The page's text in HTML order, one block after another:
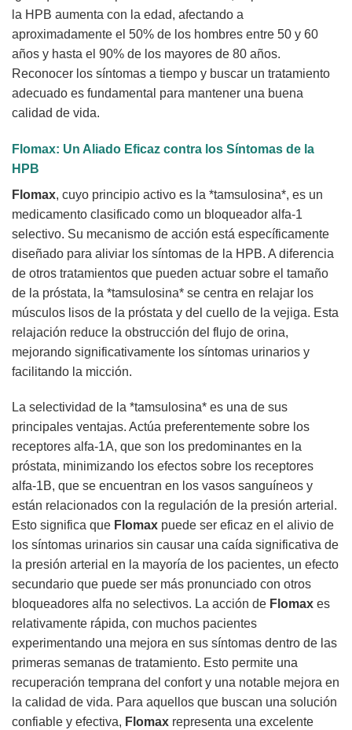
la HPB aumenta con la edad, afectando a
aproximadamente el 50% de los hombres entre 50 y 60
años y hasta el 90% de los mayores de 80 años.
Reconocer los síntomas a tiempo y buscar un tratamiento
adecuado es fundamental para mantener una buena
calidad de vida.
Flomax: Un Aliado Eficaz contra los Síntomas de la
HPB
Flomax, cuyo principio activo es la *tamsulosina*, es un
medicamento clasificado como un bloqueador alfa-1
selectivo. Su mecanismo de acción está específicamente
diseñado para aliviar los síntomas de la HPB. A diferencia
de otros tratamientos que pueden actuar sobre el tamaño
de la próstata, la *tamsulosina* se centra en relajar los
músculos lisos de la próstata y del cuello de la vejiga. Esta
relajación reduce la obstrucción del flujo de orina,
mejorando significativamente los síntomas urinarios y
facilitando la micción.
La selectividad de la *tamsulosina* es una de sus
principales ventajas. Actúa preferentemente sobre los
receptores alfa-1A, que son los predominantes en la
próstata, minimizando los efectos sobre los receptores
alfa-1B, que se encuentran en los vasos sanguíneos y
están relacionados con la regulación de la presión arterial.
Esto significa que Flomax puede ser eficaz en el alivio de
los síntomas urinarios sin causar una caída significativa de
la presión arterial en la mayoría de los pacientes, un efecto
secundario que puede ser más pronunciado con otros
bloqueadores alfa no selectivos. La acción de Flomax es
relativamente rápida, con muchos pacientes
experimentando una mejora en sus síntomas dentro de las
primeras semanas de tratamiento. Esto permite una
recuperación temprana del confort y una notable mejora en
la calidad de vida. Para aquellos que buscan una solución
confiable y efectiva, Flomax representa una excelente